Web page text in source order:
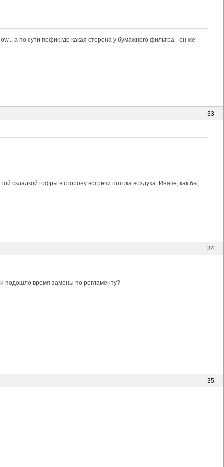
а по сути пофик где какая сторона у бумажного фильтра - он же
33
складкой гофры в сторону встречи потока воздуха. Иначе, как бы,
34
подошло время замены по регламенту?
35